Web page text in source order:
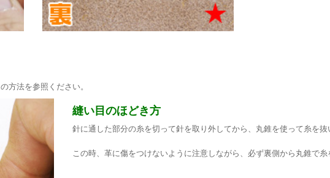
方法を参照ください。
縫い目のほどき方
針に通した部分の糸を切って針を取り外してから、丸錐を使って糸を抜
この時、革に傷をつけないように注意しながら、必ず裏側から丸錐で糸